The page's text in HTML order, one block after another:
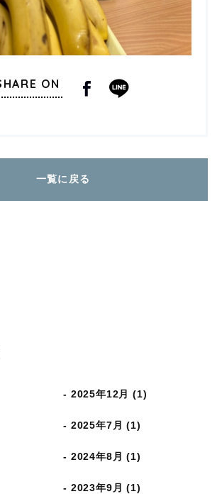
ON
一覧に戻る
2025年12月 (1)
2025年7月 (1)
2024年8月 (1)
2023年9月 (1)